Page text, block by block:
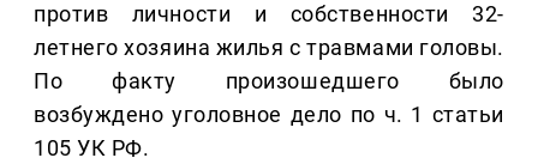
против личности и собственности 32-
летнего хозяина жилья с травмами головы.
По факту произошедшего было
возбуждено уголовное дело по ч. 1 статьи
105 УК РФ.